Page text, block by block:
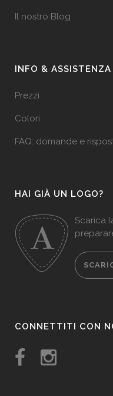
Il nostro Blog
INFO & ASSISTENZA
Prezzi
Colori
FAQ: domande e
HAI GIÀ UN LOGO?
Scarica
CONNETTITI CON